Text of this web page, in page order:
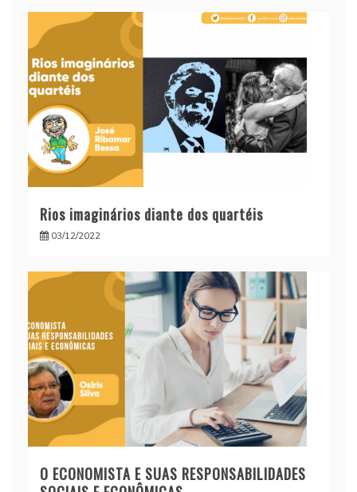
Rios imaginários diante dos quartéis
03/12/2022
O ECONOMISTA E SUAS RESPONSABILIDADES